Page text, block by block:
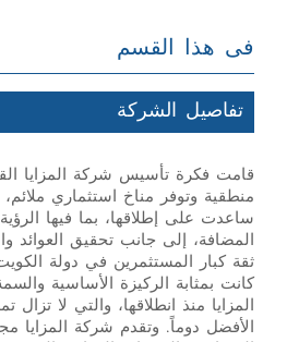
فى هذا القسم
تفاصيل الشركة
قامت فكرة تأسيس شركة المزايا
منطقية وتوفر مناخ استثماري
ساعدت على إطلاقها، بما فيها الرؤية
المضافة، إلى جانب تحقيق العوائد
ثقة كبار المستثمرين في دولة
كانت بمثابة الركيزة الأساسية
المزايا منذ انطلاقها، والتي لا
الأفضل دوماً. وتقدم شركة المزايا